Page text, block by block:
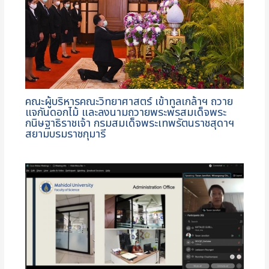
คณะผู้บริหารคณะวิทยาศาสตร์ เข้าทูลเกล้าฯ ถวาย
แจกันดอกไม้ และลงนามถวายพระพรสมเด็จพระ
กนิษฐาธิราชเจ้า กรมสมเด็จพระเทพรัตนราชสุดาฯ
สยามบรมราชกุมารี